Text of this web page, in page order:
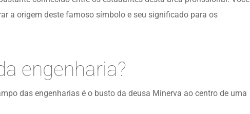
a origem deste famoso símbolo e seu significado para os
engenharia?
das engenharias é o busto da deusa Minerva ao centro de uma